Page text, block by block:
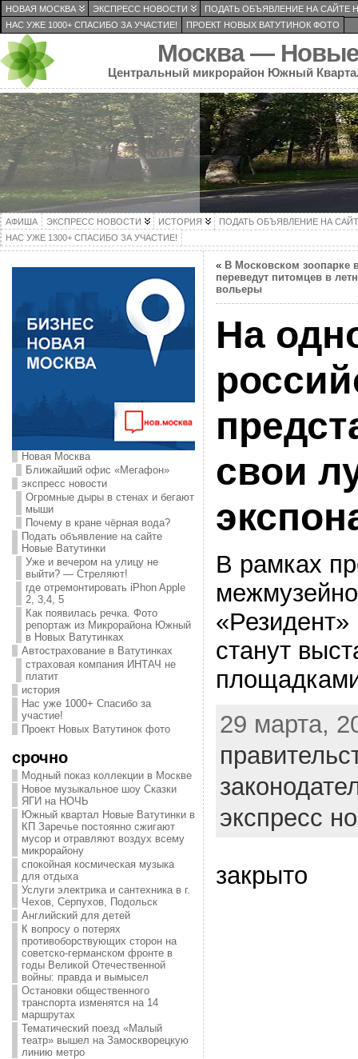
НОВАЯ МОСКВА ЭКСПРЕСС НОВОСТИ
ПОДАТЬ ОБЪЯВЛЕНИЕ НА САЙТЕ
НАС УЖЕ 1000+ СПАСИБО ЗА УЧАСТИЕ!
ПРОЕКТ НОВЫХ ВАТУТИНОК ФОТО
Москва — Новые
Центральный микрорайон Южный
АФИША ЭКСПРЕСС НОВОСТИ ИСТОРИЯ
ПОДАТЬ ОБЪЯВЛЕНИЕ НА
НАС УЖЕ 1300+ СПАСИБО ЗА УЧАСТИЕ!
Новая Москва
Ближайший офис «Мегафон»
экспресс новости
Огромные дыры в стенах и бегают
мыши
Почему в кране чёрная вода?
Подать объявление на сайте
Новые Ватутинки
Уже и вечером на улицу не
выйти? — Стреляют!
где отремонтировать iPhon Apple
2, 3,4, 5
Как появилась речка. Фото
репортаж из Микрорайона Южный
в Новых Ватутинках
Автострахование в Ватутинках
страховая компания ИНТАЧ не
платит
история
Нас уже 1000+ Спасибо за
участие!
Проект Новых Ватутинок фото
срочно
Модный показ коллекции в Москве
Новое музыкальное шоу Сказки
ЯГИ на НОЧЬ
Южный квартал Новые Ватутинки в
КП Заречье постоянно сжигают
мусор и отравляют воздух всему
микрорайону
спокойная космическая музыка
для отдыха
Услуги электрика и сантехника в г.
Чехов, Серпухов, Подольск
Английский для детей
К вопросу о потерях
противоборствующих сторон на
советско-германском фронте в
годы Великой Отечественной
войны: правда и вымысел
Остановки общественного
транспорта изменятся на 14
маршрутах
Тематический поезд «Малый
театр» вышел на Замоскворецкую
линию метро
« В Московском зоопарке
переведут питомцев в
вольеры
На
свои
В рамках
станут
29 марта,
экспресс
закрыто